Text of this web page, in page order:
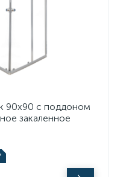
90х90 с поддоном
закаленное